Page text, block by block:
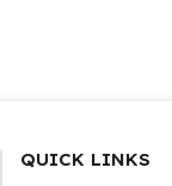
QUICK LINKS